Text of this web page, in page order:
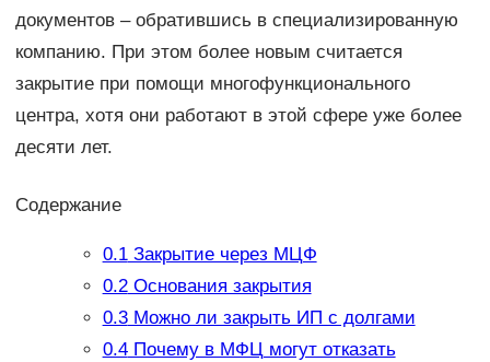
документов – обратившись в специализированную
компанию. При этом более новым считается
закрытие при помощи многофункционального
центра, хотя они работают в этой сфере уже более
десяти лет.
Содержание
0.1Закрытие через МЦФ
0.2Основания закрытия
0.3Можно ли закрыть ИП с долгами
0.4Почему в МФЦ могут отказать